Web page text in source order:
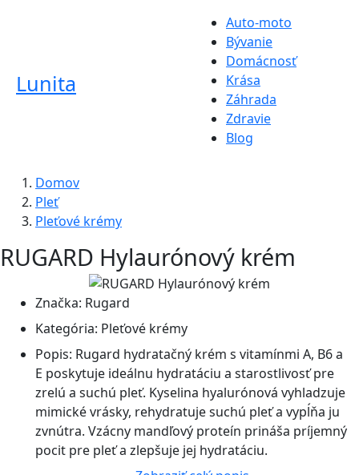
Lunita
Auto-moto
Bývanie
Domácnosť
Krása
Záhrada
Zdravie
Blog
Domov
Pleť
Pleťové krémy
RUGARD Hylaurónový krém
Značka: Rugard
Kategória: Pleťové krémy
Popis: Rugard hydratačný krém s vitamínmi A, B6 a
E poskytuje ideálnu hydratáciu a starostlivosť pre
zrelú a suchú pleť. Kyselina hyalurónová vyhladzuje
mimické vrásky, rehydratuje suchú pleť a vypĺňa ju
zvnútra. Vzácny mandľový proteín prináša príjemný
pocit pre pleť a zlepšuje jej hydratáciu.